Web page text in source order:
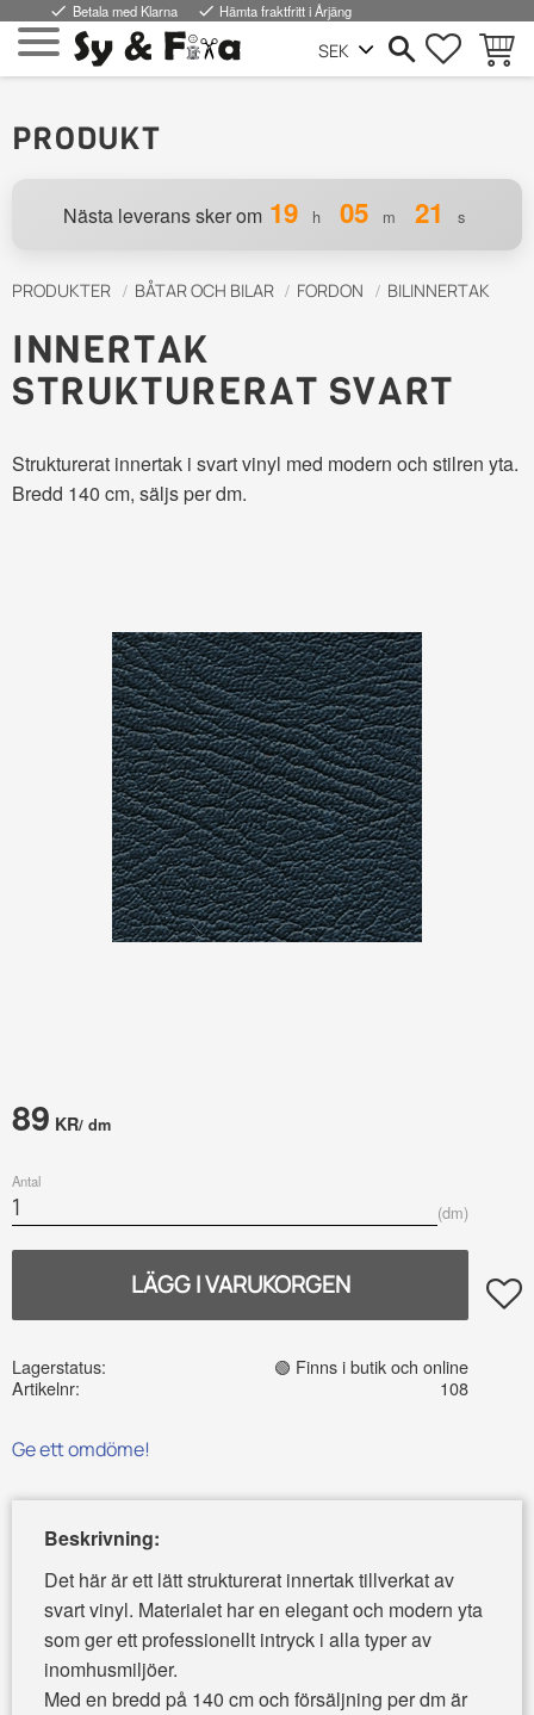
Meny
done Betala med Klarna done Hämta fraktfritt i Årjäng
PRODUKT
Nästa leverans sker om 19 h 05 m 20 s
PRODUKTER BÅTAR OCH BILAR FORDON BILINNERTAK
INNERTAK
STRUKTURERAT SVART
Strukturerat innertak i svart vinyl med modern och stilren yta.
Bredd 140 cm, säljs per dm.
89 KR/ dm
Antal
dm
Lägg
Lagerstatus
🟢 Finns i butik och online
Artikelnr
108
Ge ett omdöme!
Beskrivning:
Det här är ett lätt strukturerat innertak tillverkat av
svart vinyl. Materialet har en elegant och modern yta
som ger ett professionellt intryck i alla typer av
inomhusmiljöer.
Med en bredd på 140 cm och försäljning per dm är